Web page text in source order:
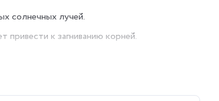
солнечных лучей.
привести к загниванию корней.
предыдущего и лёгкий субстрат для